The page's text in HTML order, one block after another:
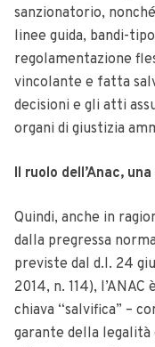
sanzionatorio,
linee guida, bandi-
regolamentazione
vincolante e fatta
decisioni e gli atti
organi di giustizia
Il ruolo dell’Anac,
Quindi, anche in
dalla pregressa
previste dal d.l. 24
2014, n. 114),
chiava “salvifica” –
garante della legalità